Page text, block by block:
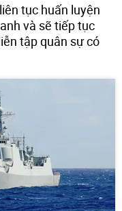
tục huấn luyện
và sẽ tiếp tục
tập quân sự có